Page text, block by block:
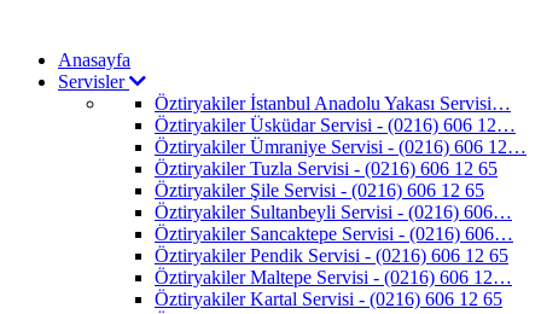
Anasayfa
Servisler
Öztiryakiler İstanbul Anadolu Yakası Servisi…
Öztiryakiler Üsküdar Servisi - (0216) 606 12…
Öztiryakiler Ümraniye Servisi - (0216) 606 12…
Öztiryakiler Tuzla Servisi - (0216) 606 12 65
Öztiryakiler Şile Servisi - (0216) 606 12 65
Öztiryakiler Sultanbeyli Servisi - (0216) 606…
Öztiryakiler Sancaktepe Servisi - (0216) 606…
Öztiryakiler Pendik Servisi - (0216) 606 12 65
Öztiryakiler Maltepe Servisi - (0216) 606 12…
Öztiryakiler Kartal Servisi - (0216) 606 12 65